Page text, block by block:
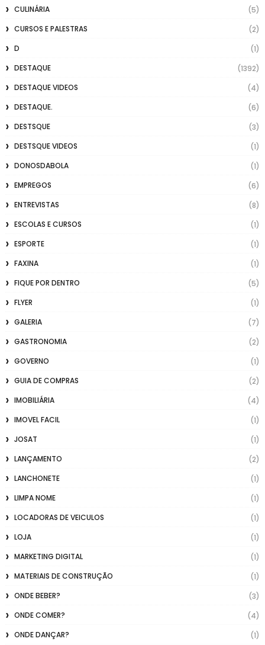
CULINÁRIA
(5)
CURSOS E PALESTRAS
(2)
D
(1)
DESTAQUE
(1392)
DESTAQUE VIDEOS
(4)
DESTAQUE.
(6)
DESTSQUE
(3)
DESTSQUE VIDEOS
(1)
DONOSDABOLA
(1)
EMPREGOS
(6)
ENTREVISTAS
(8)
ESCOLAS E CURSOS
(1)
ESPORTE
(1)
FAXINA
(1)
FIQUE POR DENTRO
(5)
FLYER
(1)
GALERIA
(7)
GASTRONOMIA
(2)
GOVERNO
(1)
GUIA DE COMPRAS
(2)
IMOBILIÁRIA
(4)
IMOVEL FACIL
(1)
JOSAT
(1)
LANÇAMENTO
(2)
LANCHONETE
(1)
LIMPA NOME
(1)
LOCADORAS DE VEICULOS
(1)
LOJA
(1)
MARKETING DIGITAL
(1)
MATERIAIS DE CONSTRUÇÃO
(1)
ONDE BEBER?
(3)
ONDE COMER?
(4)
ONDE DANÇAR?
(1)